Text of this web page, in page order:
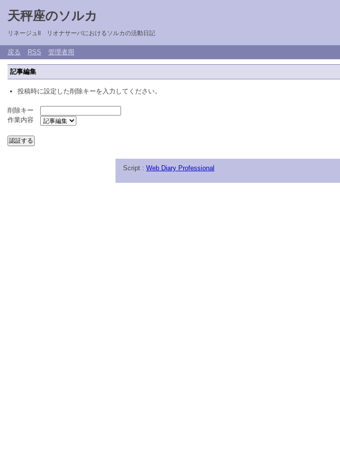
天秤座のソルカ
リネージュII リオナサーバにおけるソルカの活動日記
戻る RSS 管理者用
記事編集
投稿時に設定した削除キーを入力してください。
削除キー
作業内容
Script : Web Diary Professional